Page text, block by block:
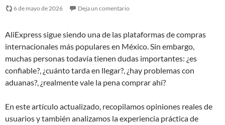
6 de mayo de 2026 Deja un comentario
AliExpress sigue siendo una de las plataformas de compras
internacionales más populares en México. Sin embargo,
muchas personas todavía tienen dudas importantes: ¿es
confiable?, ¿cuánto tarda en llegar?, ¿hay problemas con
aduanas?, ¿realmente vale la pena comprar ahí?
En este artículo actualizado, recopilamos opiniones reales de
usuarios y también analizamos la experiencia práctica de